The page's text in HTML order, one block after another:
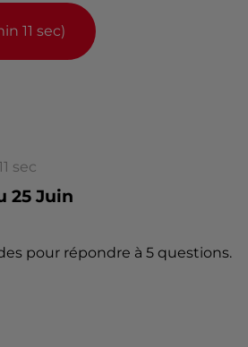
11 sec)
sec
25 Juin
pour répondre à 5 questions.